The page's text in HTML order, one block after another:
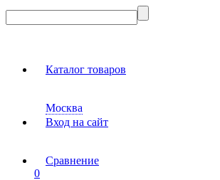
Каталог товаров
Москва
Вход на сайт
Сравнение
0